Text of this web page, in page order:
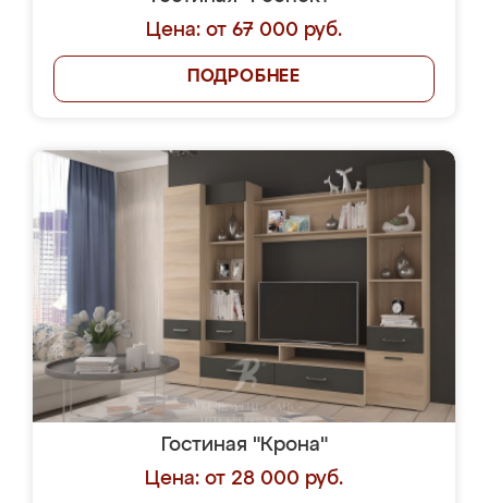
Цена: от 67 000 руб.
ПОДРОБНЕЕ
Гостиная "Крона"
Цена: от 28 000 руб.